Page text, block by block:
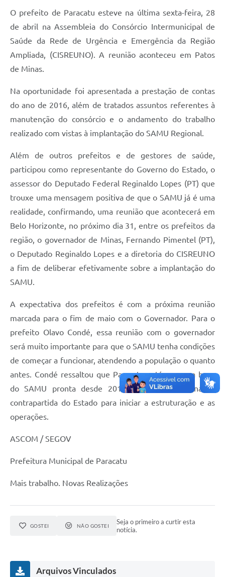
O prefeito de Paracatu esteve na última sexta-feira, 28
de abril na Assembleia do Consórcio Intermunicipal de
Saúde da Rede de Urgência e Emergência da Região
Ampliada, (CISREUNO). A reunião aconteceu em Patos
de Minas.
Na oportunidade foi apresentada a prestação de contas
do ano de 2016, além de tratados assuntos referentes à
manutenção do consórcio e o andamento do trabalho
realizado com vistas à implantação do SAMU Regional.
Além de outros prefeitos e de gestores de saúde,
participou como representante do Governo do Estado, o
assessor do Deputado Federal Reginaldo Lopes (PT) que
trouxe uma mensagem positiva de que o SAMU já é uma
realidade, confirmando, uma reunião que acontecerá em
Belo Horizonte, no próximo dia 31, entre os prefeitos da
região, o governador de Minas, Fernando Pimentel (PT),
o Deputado Reginaldo Lopes e a diretoria do CISREUNO
a fim de deliberar efetivamente sobre a implantação do
SAMU.
A expectativa dos prefeitos é com a próxima reunião
marcada para o fim de maio com o Governador. Para o
prefeito Olavo Condé, essa reunião com o governador
será muito importante para que o SAMU tenha condições
de começar a funcionar, atendendo a população o quanto
antes. Condé ressaltou que Paracatu está com sua base
do SAMU pronta desde 2016, aguardando apenas a
contrapartida do Estado para iniciar a estruturação e as
operações.
ASCOM / SEGOV
Prefeitura Municipal de Paracatu
Mais trabalho. Novas Realizações
GOSTEI NÃO GOSTEI
Seja o primeiro a curtir esta
notícia.
Arquivos Vinculados